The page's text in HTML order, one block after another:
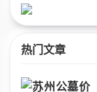
热门文章